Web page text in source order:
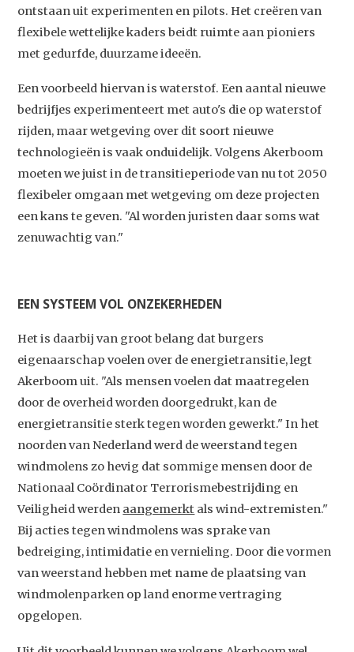
ontstaan uit experimenten en pilots. Het creëren van
flexibele wettelijke kaders beidt ruimte aan pioniers
met gedurfde, duurzame ideeën.
Een voorbeeld hiervan is waterstof. Een aantal nieuwe
bedrijfjes experimenteert met auto's die op waterstof
rijden, maar wetgeving over dit soort nieuwe
technologieën is vaak onduidelijk. Volgens Akerboom
moeten we juist in de transitieperiode van nu tot 2050
flexibeler omgaan met wetgeving om deze projecten
een kans te geven. "Al worden juristen daar soms wat
zenuwachtig van."
EEN SYSTEEM VOL ONZEKERHEDEN
Het is daarbij van groot belang dat burgers
eigenaarschap voelen over de energietransitie, legt
Akerboom uit. "Als mensen voelen dat maatregelen
door de overheid worden doorgedrukt, kan de
energietransitie sterk tegen worden gewerkt." In het
noorden van Nederland werd de weerstand tegen
windmolens zo hevig dat sommige mensen door de
Nationaal Coördinator Terrorismebestrijding en
Veiligheid werden aangemerkt als wind-extremisten."
Bij acties tegen windmolens was sprake van
bedreiging, intimidatie en vernieling. Door die vormen
van weerstand hebben met name de plaatsing van
windmolenparken op land enorme vertraging
opgelopen.